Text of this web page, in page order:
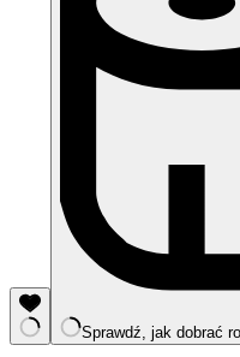
Sprawdź, jak dobrać